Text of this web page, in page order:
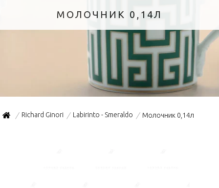
МОЛОЧНИК 0,14Л
/ Richard Ginori / Labirinto - Smeraldo / Молочник 0,14л